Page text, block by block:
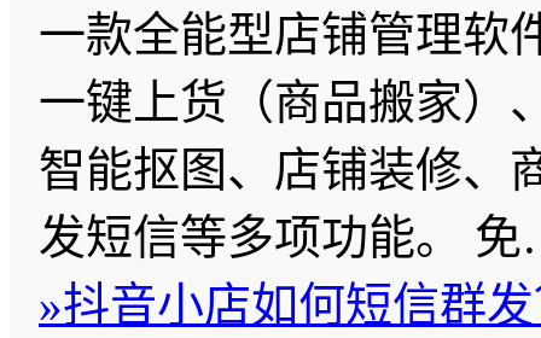
一款全能型店铺管理软
一键上货（商品搬家）
智能抠图、店铺装修、
发短信等多项功能。
»抖音小店如何短信群